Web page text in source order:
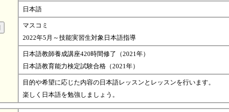
日本語
マスコミ
2022年5月～技能実習生対象日本語指導
日本語教師養成講座420時間修了（2021年）
日本語教育能力検定試験合格（2021年）
目的や希望に応じた内容の日本語レッスンとレッスンを行います。
楽しく日本語を勉強しましょう。